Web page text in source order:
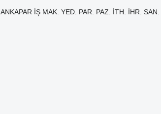
ANKAPAR İŞ MAK. YED. PAR. PAZ. İTH. İHR.